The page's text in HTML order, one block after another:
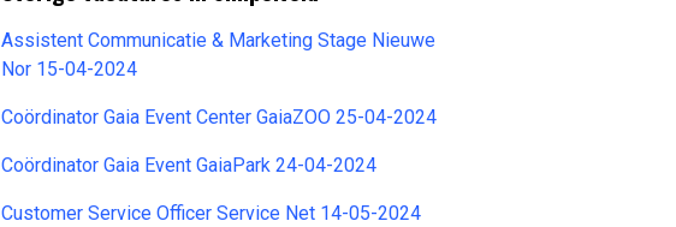
Assistent Communicatie & Marketing Stage Nieuwe
Nor 15-04-2024
Coördinator Gaia Event Center GaiaZOO 25-04-2024
Coördinator Gaia Event GaiaPark 24-04-2024
Customer Service Officer Service Net 14-05-2024